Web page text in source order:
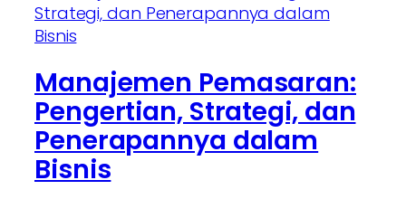
Manajemen Pemasaran:
Pengertian, Strategi, dan
Penerapannya dalam
Bisnis